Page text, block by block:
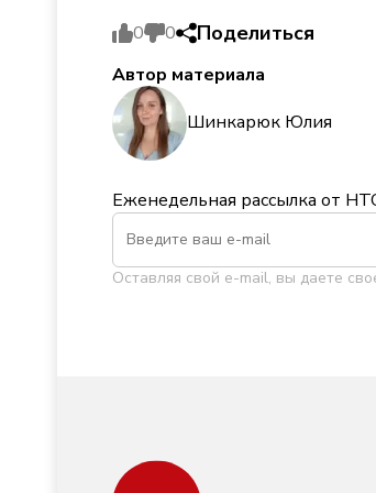
0 0 Поделиться
Автор материала
Шинкарюк Юлия
Еженедельная рассылка от
Оставляя свой e-mail, вы даете